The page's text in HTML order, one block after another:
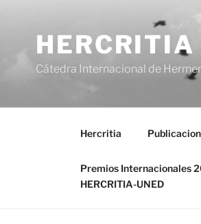
HERCRITIA
Cátedra Internacional de
Hercritia
Premios Internacionales
HERCRITIA-UNED